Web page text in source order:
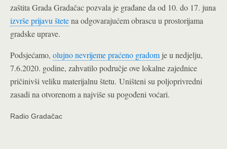
zaštita Grada Gradačac pozvala je građane da od 10. do 17. juna
izvrše prijavu štetena odgovarajućem obrascu u prostorijama
gradske uprave.
Podsjećamo, olujno nevrijeme praćeno gradom je u nedjelju,
7.6.2020. godine, zahvatilo područje ove lokalne zajednice
pričinivši veliku materijalnu štetu. Uništeni su poljoprivredni
zasadi na otvorenom a najviše su pogođeni voćari.
Radio Gradačac